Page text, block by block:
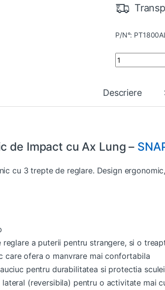
P/N°: PT1800AL
Quantity
Descriere
de Impact cu Ax Lung –
cu 3 trepte de reglare. Design
a puterii pentru strangere, si o
care ofera o manvrare mai confortabila
pentru durabilitatea si protectia
(reversibila) pentru o activitate mai